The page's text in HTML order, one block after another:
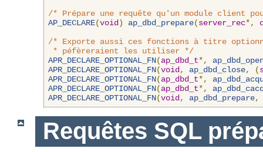
/* Prépare une requête qu'un module client
AP_DECLARE(void ) ap_dbd_prepare(server_rec*,
/* Exporte aussi ces fonctions à titre
* péfèreraient les utiliser */
APR_DECLARE_OPTIONAL_FN(ap_dbd_t*,
APR_DECLARE_OPTIONAL_FN(void , ap_dbd_close, (
APR_DECLARE_OPTIONAL_FN(ap_dbd_t*,
APR_DECLARE_OPTIONAL_FN(ap_dbd_t*,
APR_DECLARE_OPTIONAL_FN(void , ap_dbd_prepare,
Requêtes SQL